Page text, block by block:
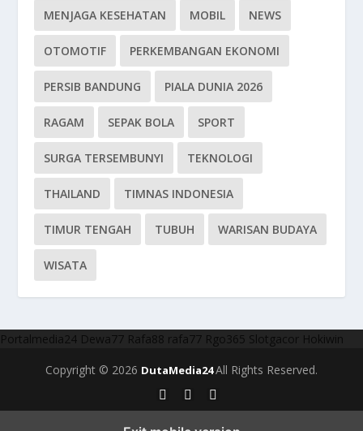
MENJAGA KESEHATAN MOBIL NEWS
OTOMOTIF PERKEMBANGAN EKONOMI
PERSIB BANDUNG PIALA DUNIA 2026
RAGAM SEPAK BOLA SPORT
SURGA TERSEMBUNYI TEKNOLOGI
THAILAND TIMNAS INDONESIA
TIMUR TENGAH TUBUH WARISAN BUDAYA
WISATA
Portalmedia24 Dewa77 Rafa88 rafa77 Rgo365 Slotgacor Hokiwin
Copyright © 2026 DutaMedia24All Rights Reserved.